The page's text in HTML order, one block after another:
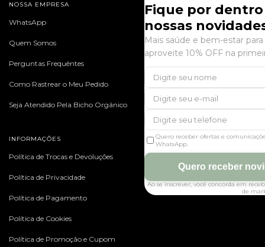
Fique por
nossas
Mais saúde e bem-estar
aproveite 10% OFF na
Quero receber ofertas e
WhatsApp.
Quero receber
Ao se inscrever, você concorda em
de
NOSSA EMPRESA
WhatsApp
Quem Somos
Perguntas Frequêntes
Como Rastrear o Meu Pedido
Seja Atendido Pela Bicho Orgânico
INFORMAÇÕES
Política de Trocas e Devoluções
Política de Privacidade
Política de Pagamento
Política de Cookies
Política de Promoção e Cupom